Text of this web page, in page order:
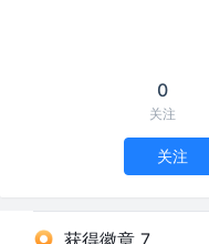
0
关注
关注
获得徽章 7